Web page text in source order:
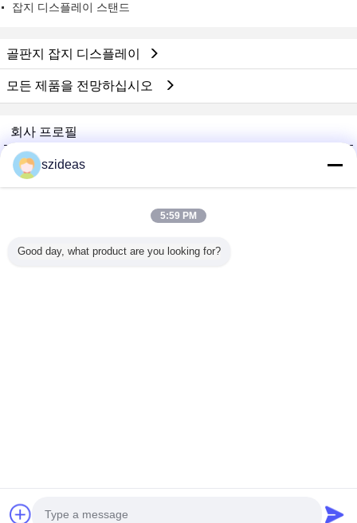
잡지 디스플레이 스탠드
골판지 잡지 디스플레이
모든 제품을 전망하십시오
회사 프로필
China Acrylic Product Online Market
검증된 공급 업체
Verified Suplier
szideas
5:59 PM
Good day, what product are you looking for?